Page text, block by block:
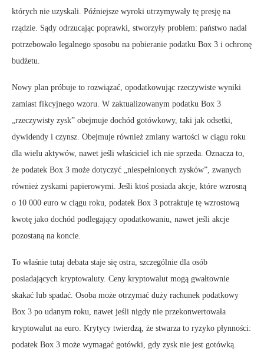
których nie uzyskali. Późniejsze wyroki utrzymywały tę presję na
rządzie. Sądy odrzucając poprawki, stworzyły problem: państwo nadal
potrzebowało legalnego sposobu na pobieranie podatku Box 3 i ochronę
budżetu.
Nowy plan próbuje to rozwiązać, opodatkowując rzeczywiste wyniki
zamiast fikcyjnego wzoru. W zaktualizowanym podatku Box 3
„rzeczywisty zysk” obejmuje dochód gotówkowy, taki jak odsetki,
dywidendy i czynsz. Obejmuje również zmiany wartości w ciągu roku
dla wielu aktywów, nawet jeśli właściciel ich nie sprzeda. Oznacza to,
że podatek Box 3 może dotyczyć „niespełnionych zysków”, zwanych
również zyskami papierowymi. Jeśli ktoś posiada akcje, które wzrosną
o 10 000 euro w ciągu roku, podatek Box 3 potraktuje tę wzrostową
kwotę jako dochód podlegający opodatkowaniu, nawet jeśli akcje
pozostaną na koncie.
To właśnie tutaj debata staje się ostra, szczególnie dla osób
posiadających kryptowaluty. Ceny kryptowalut mogą gwałtownie
skakać lub spadać. Osoba może otrzymać duży rachunek podatkowy
Box 3 po udanym roku, nawet jeśli nigdy nie przekonwertowała
kryptowalut na euro. Krytycy twierdzą, że stwarza to ryzyko płynności:
podatek Box 3 może wymagać gotówki, gdy zysk nie jest gotówką.